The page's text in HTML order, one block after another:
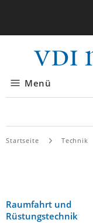
Menü
Startseite Technik
Raumfahrt und
Rüstungstechnik